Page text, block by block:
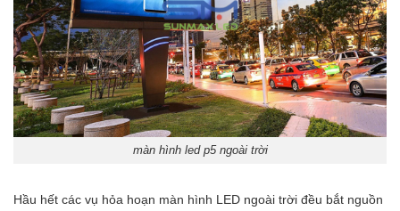
màn hình led p5 ngoài trời
Hầu hết các vụ hỏa hoạn màn hình LED ngoài trời đều bắt nguồn